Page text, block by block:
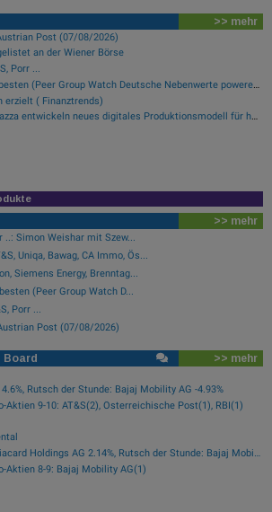
>> mehr
Post (07/08/2026)
an der Wiener Börse
Porr ...
Aixtron, Salzgitter am besten (Peer Group Watch Deutsche Nebenwerte powered by Erste Group)
erzielt ( Finanztrends)
Hermes Reply und Lavazza entwickeln neues digitales Produktionsmodell für hocheffiziente Fertigung
>> mehr
Simon Weishar mit Szew...
Uniqa, Bawag, CA Immo, Ös...
Siemens Energy, Brenntag...
(Peer Group Watch D...
Porr ...
Post (07/08/2026)
Board >> mehr
Rutsch der Stunde: Bajaj Mobility AG -4.93%
9-10: AT&S(2), Österreichische Post(1), RBI(1)
Star der Stunde: Austriacard Holdings AG 2.14%, Rutsch der Stunde: Bajaj Mobility AG -1.3%
Aktien 8-9: Bajaj Mobility AG(1)